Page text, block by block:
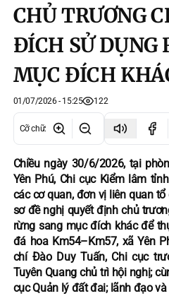
CHỦ TRƯƠNG
ĐÍCH SỬ DỤNG
MỤC ĐÍCH
01/07/2026 - 15:25 122
Cỡ chữ:
Chiều ngày 30/6/2026, tại
Yên Phú, Chi cục Kiểm lâm
các cơ quan, đơn vị liên quan
sơ đề nghị quyết định chủ
rừng sang mục đích khác để
đá hoa Km54–Km57, xã Yên
chí Đào Duy Tuấn, Chi cục
Tuyên Quang chủ trì hội nghị;
cục Quản lý đất đai; lãnh đạo